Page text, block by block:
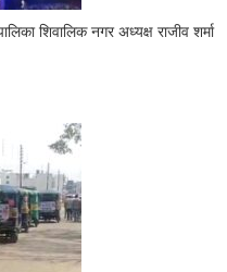
शिवालिक नगर अध्यक्ष राजीव शर्मा